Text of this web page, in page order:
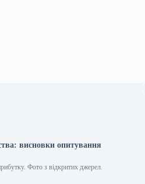
висновки опитування
Фото з відкритих джерел.